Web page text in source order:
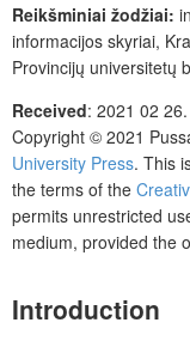
Reikšminiai žodžiai:
informacijos skyriai,
Provincijų universitetų
Received: 2021 02 26.
Copyright © 2021
University Press. This
the terms of the
permits unrestricted
medium, provided the
Introduction